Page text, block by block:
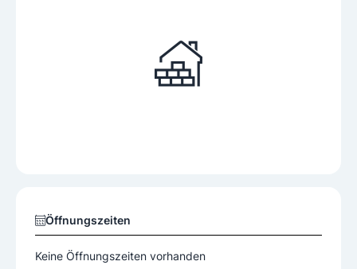
Öffnungszeiten
Keine Öffnungszeiten vorhanden